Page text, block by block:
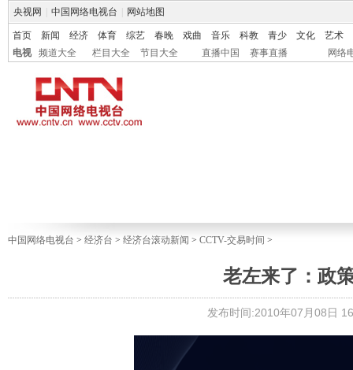
央视网 中国网络电视台 网站地图
首页 新闻 经济 体育 综艺 春晚 戏曲 音乐 科教 青少 文化
艺术
电视
频道大全 栏目大全 节目大全 直播中国 赛事直播 网络
中国网络电视台 > 经济台 > 经济台滚动新闻 > CCTV-交易时间 >
老左来了：政
发布时间:2010年07月08日